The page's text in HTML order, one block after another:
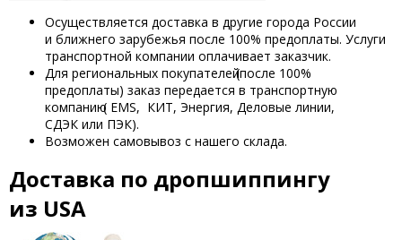
Осуществляется доставка в другие города России
и ближнего зарубежья после 100% предоплаты. Услуги
транспортной компании оплачивает заказчик.
Для региональных покупателей(после 100%
предоплаты) заказ передается в транспортную
компанию
(EMS, КИТ, Энергия, Деловые линии,
СДЭК или ПЭК).
Возможен самовывоз с нашего склада.
Доставка по дропшиппингу
из USA